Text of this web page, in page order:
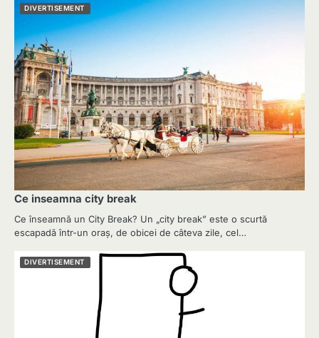
DIVERTISEMENT
Ce inseamna city break
Ce înseamnă un City Break? Un „city break” este o scurtă
escapadă într-un oraș, de obicei de câteva zile, cel…
DIVERTISEMENT